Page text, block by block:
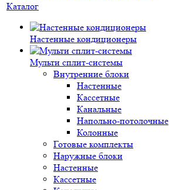
Каталог
Настенные кондиционеры
Мульти сплит-системы
Внутренние блоки
Настенные
Кассетные
Канальные
Напольно-потолочные
Колонные
Готовые комплекты
Наружные блоки
Настенные
Кассетные